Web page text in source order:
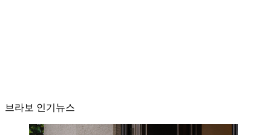
브라보 인기뉴스